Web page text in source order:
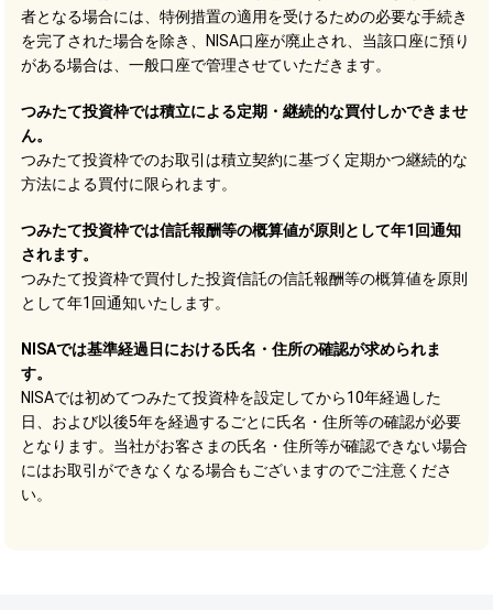
者となる場合には、特例措置の適用を受けるための必要な手続き
を完了された場合を除き、NISA口座が廃止され、当該口座に預り
がある場合は、一般口座で管理させていただきます。
つみたて投資枠では積立による定期・継続的な買付しかできませ
ん。
つみたて投資枠でのお取引は積立契約に基づく定期かつ継続的な
方法による買付に限られます。
つみたて投資枠では信託報酬等の概算値が原則として年1回通知
されます。
つみたて投資枠で買付した投資信託の信託報酬等の概算値を原則
として年1回通知いたします。
NISAでは基準経過日における氏名・住所の確認が求められま
す。
NISAでは初めてつみたて投資枠を設定してから10年経過した
日、および以後5年を経過するごとに氏名・住所等の確認が必要
となります。当社がお客さまの氏名・住所等が確認できない場合
にはお取引ができなくなる場合もございますのでご注意くださ
い。